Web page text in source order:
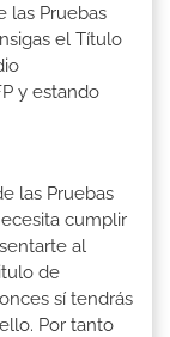
las Pruebas
el Título
y estando
las Pruebas
cumplir
al
de
sí tendrás
Por tanto